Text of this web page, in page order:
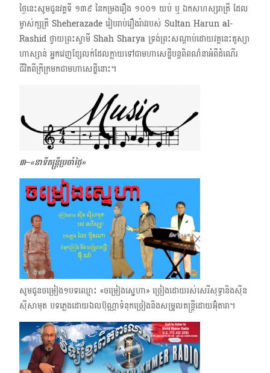
ថ្ងៃនេះសូមជូនវគ្គទី ១៣៩ ​នៃកម្រងរឿង​ ១០០១ ​យប់​ ឬ ឯកសហស្សរាត្រី ដែល
ម្ចាស់ក្សត្រី Sheherazade រៀបរាប់រឿងរ៉ាវរបស់ Sultan Harun al-
Rashid ថ្វាយព្រះស្វាមី Shah Sharya ទ្រង់ព្រះសណ្ដាប់ដោយវគ្គនេះគូស្យា​
ហាស្សាន់ អ្នកវេញខ្សែលក់ដែលក្លាយទៅជាមហាសេដ្ឋីបន្តពិពណ៌នាអំពីដំណើរ
ជីវិតពីក្រីក្រមកជាមហាសេដ្ឋីនោះ។
៣–«នាទីតន្ត្រីប្រចាំថ្ងៃ»
សូមជូនចម្រៀង​១បទឈ្មោះ «ចម្រៀងស្នេហា» ច្រៀងដោយរស់សេរីសុទ្ធានិងស៊ីន
ស៊ីសាមុត ​បទភ្លេងដោយ​ឯល​ប៊ុណ្ណាទំនុកច្រៀងនិងសម្រួលតន្ត្រីដោយអ៊ុំតារា។